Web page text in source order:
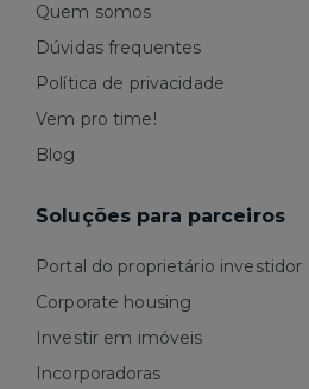
Quem somos
Dúvidas frequentes
Política de privacidade
Vem pro time!
Blog
Soluções para parceiros
Portal do proprietário investidor
Corporate housing
Investir em imóveis
Incorporadoras